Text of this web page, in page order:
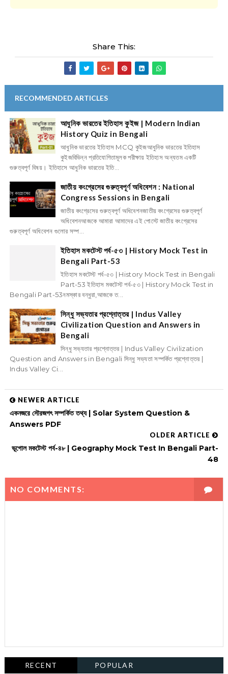
Share This:
RECOMMENDED ARTICLES
আধুনিক ভারতের ইতিহাস কুইজ | Modern Indian
History Quiz in Bengali
আধুনিক ভারতের ইতিহাস MCQ কুইজআধুনিক ভারতের ইতিহাস
কুইজবিভিন্ন প্রতিযোগিতামূলক পরীক্ষায় ইতিহাস অন্যতম একটি
গুরুত্বপূর্ণ বিষয়। ইতিহাসে আধুনিক ভারতের ইতি...
জাতীয় কংগ্রেসের গুরুত্বপূর্ণ অধিবেশন : National
Congress Sessions in Bengali
জাতীয় কংগ্রেসের গুরুত্বপূর্ণ অধিবেশনজাতীয় কংগ্রেসের গুরুত্বপূর্ণ
অধিবেশনআজকে আমারা আমাদের এই পোস্টে জাতীয় কংগ্রেসের
গুরুত্বপূর্ণ অধিবেশন গুলোর সম্প...
ইতিহাস মকটেস্ট পর্ব-৫৩ | History Mock Test in
Bengali Part-53
ইতিহাস মকটেস্ট পর্ব-৫৩ | History Mock Test in Bengali
Part-53 ইতিহাস মকটেস্ট পর্ব-৫৩ | History Mock Test in
Bengali Part-53নমস্কার বন্ধুরা,আজকে ত...
সিন্ধু সভ্যতার প্রশ্নোত্তর | Indus Valley
Civilization Question and Answers in
Bengali
সিন্ধু সভ্যতার প্রশ্নোত্তর | Indus Valley Civilization
Question and Answers in Bengali সিন্ধু সভ্যতা সম্পর্কিত প্রশ্নোত্তর |
Indus Valley Ci...
NEWER ARTICLE
একনজরে সৌরজগৎ সম্পর্কিত তথ্য | Solar System Question &
Answers PDF
OLDER ARTICLE
ভূগোল মকটেস্ট পর্ব-৪৮ | Geography Mock Test In Bengali Part-
48
NO COMMENTS:
RECENT POPULAR